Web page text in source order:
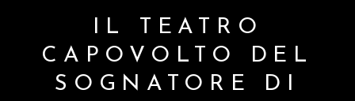
IL TEATRO
CAPOVOLTO DEL
SOGNATORE DI